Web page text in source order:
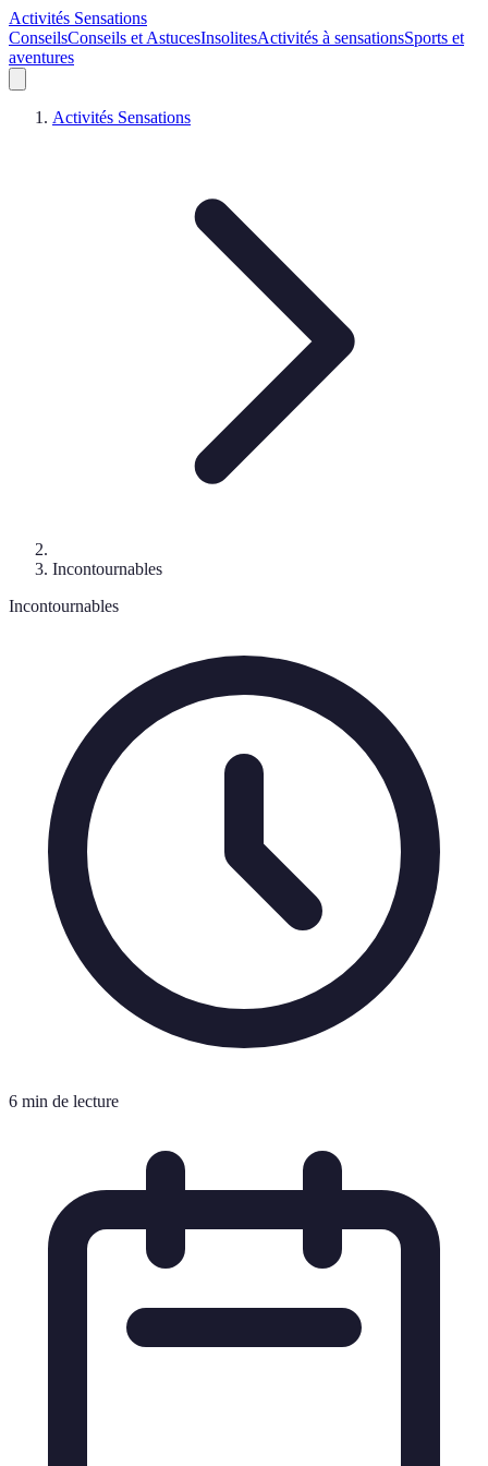
Activités Sensations
ConseilsConseils et AstucesInsolitesActivités à sensationsSports et
aventures
Activités Sensations
Incontournables
Incontournables
6 min de lecture